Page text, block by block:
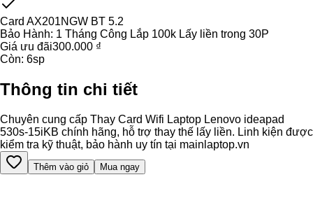
Card AX201NGW BT 5.2
Bảo Hành: 1 Tháng Công Lắp 100k Lấy liền trong 30P
Giá ưu đãi300.000 ₫
Còn: 6sp
Thông tin chi tiết
Chuyên cung cấp Thay Card Wifi Laptop Lenovo ideapad
530s-15iKB chính hãng, hỗ trợ thay thế lấy liền. Linh kiện được
kiểm tra kỹ thuật, bảo hành uy tín tại mainlaptop.vn
Thêm vào giỏ Mua ngay